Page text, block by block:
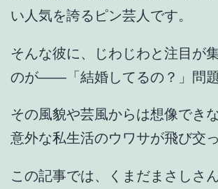
い人気を誇るピン芸人です。
そんな彼に、じわじわと注目が
のが―― 「結婚してるの？」問題
その風貌や芸風からは想像でき
意外な私生活のウワサが飛び交
この記事では、
くまだまさしさ